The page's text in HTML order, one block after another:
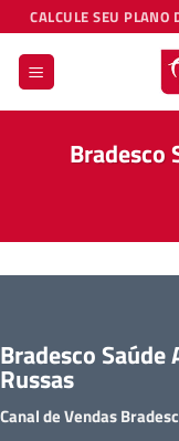
Skip
to
content
CALCULE SEU PLANO
Bradesco
Bradesco Saúde
Russas
Canal de Vendas